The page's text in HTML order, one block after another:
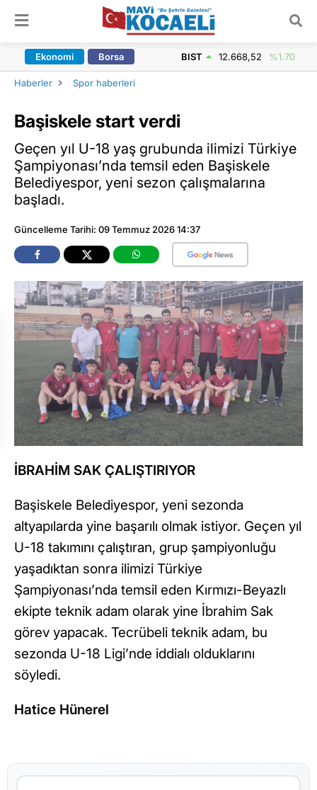
Ekonomi Borsa BIST 12.668,52 %1.70
Haberler Spor haberleri
Başiskele start verdi
Geçen yıl U-18 yaş grubunda ilimizi Türkiye
Şampiyonası’nda temsil eden Başiskele
Belediyespor, yeni sezon çalışmalarına
başladı.
Güncelleme Tarihi: 09 Temmuz 2026 14:37
İBRAHİM SAK ÇALIŞTIRIYOR
Başiskele Belediyespor, yeni sezonda
altyapılarda yine başarılı olmak istiyor. Geçen yıl
U-18 takımını çalıştıran, grup şampiyonluğu
yaşadıktan sonra ilimizi Türkiye
Şampiyonası’nda temsil eden Kırmızı-Beyazlı
ekipte teknik adam olarak yine İbrahim Sak
görev yapacak. Tecrübeli teknik adam, bu
sezonda U-18 Ligi’nde iddialı olduklarını
söyledi.
Hatice Hünerel